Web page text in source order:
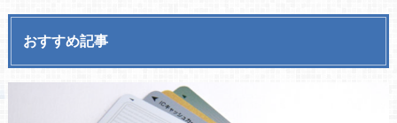
おすすめ記事